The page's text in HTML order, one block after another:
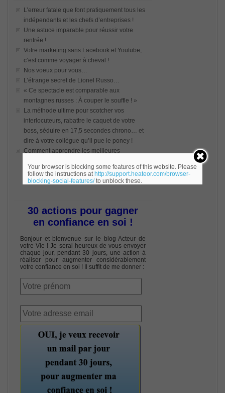
L’erreur fatale que font pratiquement tous les
indépendants et les chefs d’entreprises !
Une astuce imparable pour réussir votre
rentrée !
Votre marketing sans Facebook et Youtube,
c’est comme voyager à cheval !
Nos voeux pour vous…
L’étrange secret de Lionel Russo…
« Ce spectacle est comparable aux
montagnes russes : À couper le souffle ! »
La méthode ultime pour scotcher vos
interlocuteurs, rabattre le caquet de votre
boss, séduire en 17,5 secondes chrono… et
dire à votre collègue qu’il pue le poney !
Comment apprendre les meilleures
sans quitter son fauteuil ?
30 actions pour gagner
en confiance en soi !
Bonjour et bienvenue sur le blog Acteur de
votre Vie ! Je serai heureux de vous envoyer
chaque jour, pendant 30 jours, une action à
réaliser pour augmenter considérablement
votre confiance en soi ! Il suffit de me donner :
Your browser is blocking some features of this website. Please
follow the instructions at http://support.heateor.com/browser-
blocking-social-features/to unblock these.